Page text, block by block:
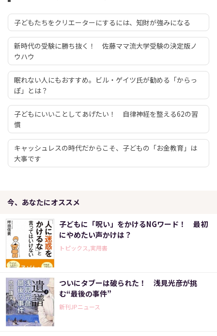
子どもたちをクリエーターにするには、知財が強みになる
新時代の受験に勝ち抜く！ 佐藤ママ流大学受験の決定版ノ
ウハウ
眠れない人にもおすすめ。ビル・ゲイツ氏が勧める「からっ
ぽ」とは？
子どもにいいことしてあげたい！ 自律神経を整える62の習
慣
キャッシュレスの時代だからこそ、子どもの「お金教育」は
大事です
今、あなたにオススメ
子どもに「呪い」をかけるNGワード！ 最初
にやめたい声かけは？
トピックス,実用書
ついにタブーは破られた！ 浅見光彦が挑
む“最後の事件”
新刊JPニュース